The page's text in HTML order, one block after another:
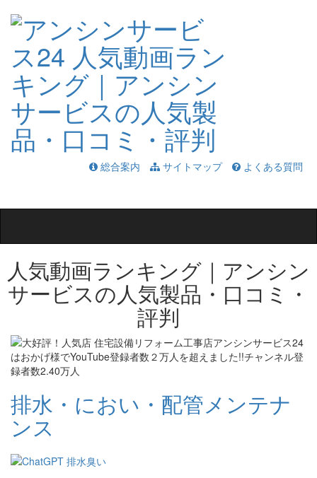
総合案内 サイトマップ
よくある質問
人気動画ランキング｜アンシン
サービスの人気製品・口コミ・
評判
排水・におい・配管メンテナ
ンス